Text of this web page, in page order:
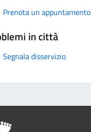
Prenota un appuntamento
in città
Segnala disservizio